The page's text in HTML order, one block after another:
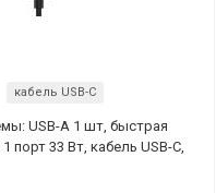
кабель USB-C
USB-A 1 шт, быстрая
порт 33 Вт, кабель USB-C,